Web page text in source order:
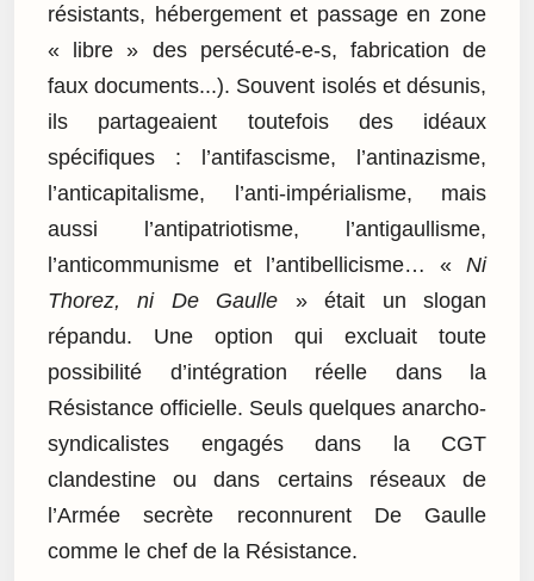
résistants, hébergement et passage en zone
« libre » des persécuté-e-s, fabrication de
faux documents...). Souvent isolés et désunis,
ils partageaient toutefois des idéaux
spécifiques : l’antifascisme, l’antinazisme,
l’anticapitalisme, l’anti-impérialisme, mais
aussi l’antipatriotisme, l’antigaullisme,
l’anticommunisme et l’antibellicisme… « Ni
Thorez, ni De Gaulle » était un slogan
répandu. Une option qui excluait toute
possibilité d’intégration réelle dans la
Résistance officielle. Seuls quelques anarcho-
syndicalistes engagés dans la CGT
clandestine ou dans certains réseaux de
l’Armée secrète reconnurent De Gaulle
comme le chef de la Résistance.